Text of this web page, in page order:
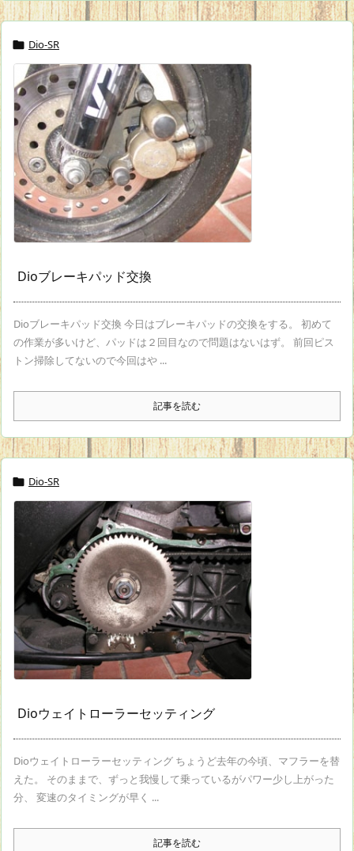
 Dio-SR
Dioブレーキパッド交換
Dioブレーキパッド交換 今日はブレーキパッドの交換をする。 初めて
の作業が多いけど、パッドは２回目なので問題はないはず。 前回ピス
トン掃除してないので今回はや ...
記事を読む
 Dio-SR
Dioウェイトローラーセッティング
Dioウェイトローラーセッティング ちょうど去年の今頃、マフラーを替
えた。 そのままで、ずっと我慢して乗っているがパワー少し上がった
分、 変速のタイミングが早く ...
記事を読む